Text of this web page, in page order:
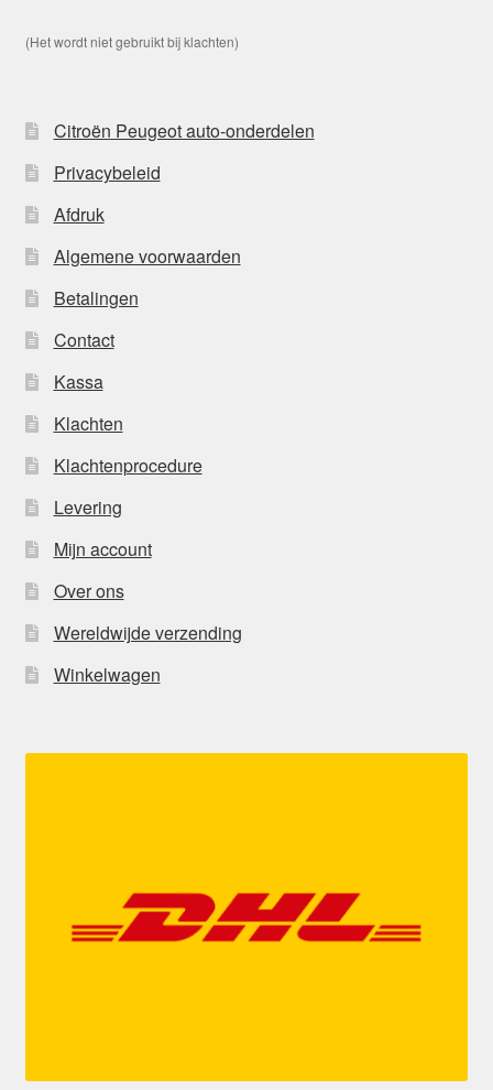
(Het wordt niet gebruikt bij klachten)
Citroën Peugeot auto-onderdelen
Privacybeleid
Afdruk
Algemene voorwaarden
Betalingen
Contact
Kassa
Klachten
Klachtenprocedure
Levering
Mijn account
Over ons
Wereldwijde verzending
Winkelwagen